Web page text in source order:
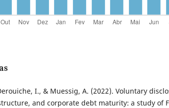
I., & Muessig, A. (2022). Voluntary
and corporate debt maturity: a study of